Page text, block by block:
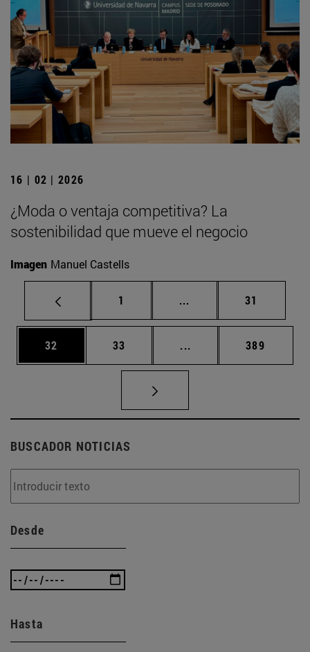
16 | 02 | 2026
¿Moda o ventaja competitiva? La
sostenibilidad que mueve el negocio
Imagen Manuel Castells
Página
1 ... Páginas intermedias
Página
31
Página
32 Página
33 ... Páginas intermedias
Página
389
BUSCADOR NOTICIAS
Desde
Hasta